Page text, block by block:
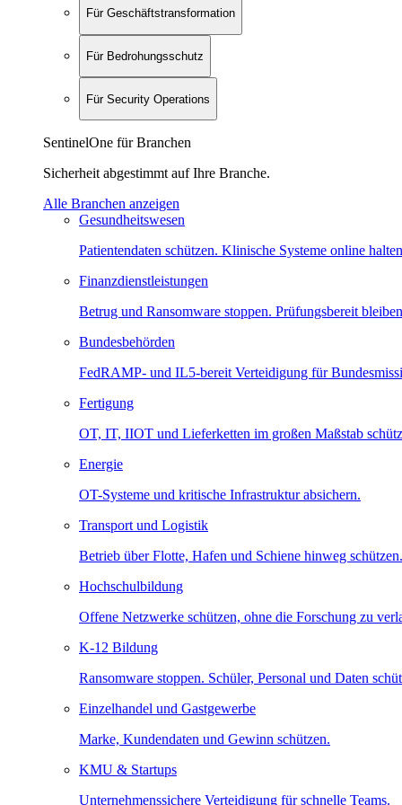
Für Geschäftstransformation
Für Bedrohungsschutz
Für Security Operations
SentinelOne für Branchen
Sicherheit abgestimmt auf Ihre Branche.
Alle Branchen anzeigen
Gesundheitswesen
Patientendaten schützen. Klinische Systeme online
Finanzdienstleistungen
Betrug und Ransomware stoppen. Prüfungsbereit
Bundesbehörden
FedRAMP- und IL5-bereit Verteidigung für
Fertigung
OT, IT, IIOT und Lieferketten im großen Maßstab
Energie
OT-Systeme und kritische Infrastruktur absichern.
Transport und Logistik
Betrieb über Flotte, Hafen und Schiene hinweg schützen.
Hochschulbildung
Offene Netzwerke schützen, ohne die Forschung zu
K-12 Bildung
Ransomware stoppen. Schüler, Personal und Daten
Einzelhandel und Gastgewerbe
Marke, Kundendaten und Gewinn schützen.
KMU & Startups
Unternehmenssichere Verteidigung für schnelle Teams.